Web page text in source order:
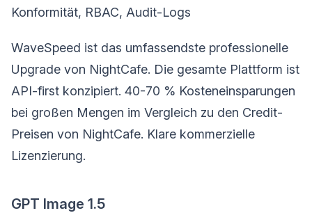
Konformität, RBAC, Audit-Logs
WaveSpeed ist das umfassendste professionelle
Upgrade von NightCafe. Die gesamte Plattform ist
API-first konzipiert. 40-70 % Kosteneinsparungen
bei großen Mengen im Vergleich zu den Credit-
Preisen von NightCafe. Klare kommerzielle
Lizenzierung.
GPT Image 1.5